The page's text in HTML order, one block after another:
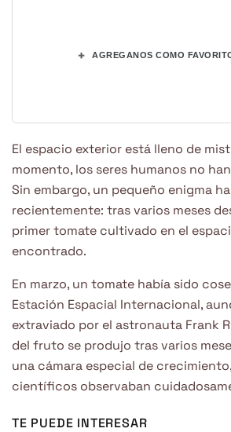
+ AGREGANOS COMO
El espacio exterior está lleno de
momento, los seres humanos no
Sin embargo, un pequeño enigma
recientemente: tras varios meses
primer tomate cultivado en el
encontrado.
En marzo, un tomate había sido
Estación Espacial Internacional,
extraviado por el astronauta Frank
del fruto se produjo tras varios
una cámara especial de
científicos observaban
TE PUEDE INTERESAR